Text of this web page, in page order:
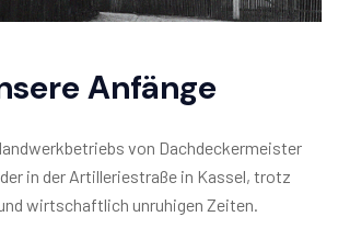
Anfänge
von Dachdeckermeister
in der Artilleriestraße in Kassel, trotz
wirtschaftlich unruhigen Zeiten.